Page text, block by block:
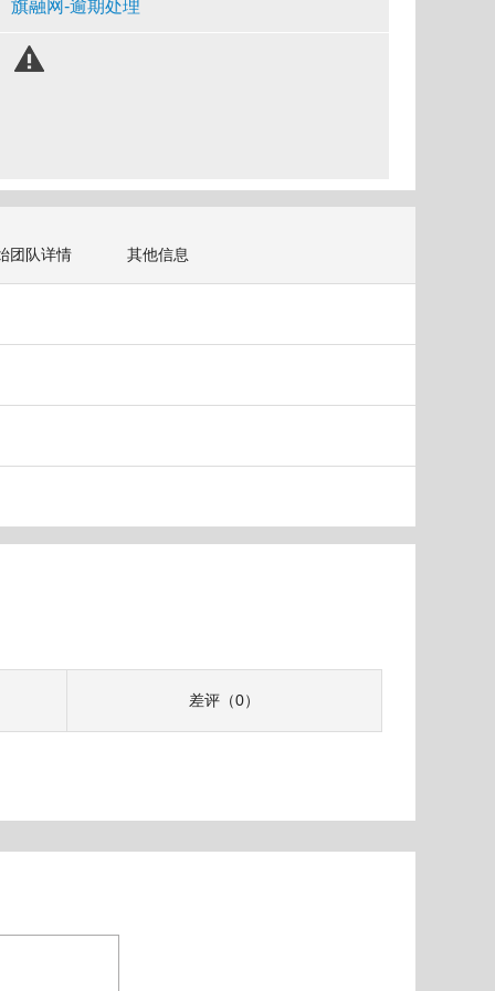
旗融网-逾期处理
团队详情 其他信息
差评（0）